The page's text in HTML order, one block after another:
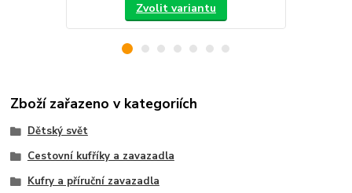
Zvolit variantu
Zboží zařazeno v kategoriích
Dětský svět
Cestovní kufříky a zavazadla
Kufry a příruční zavazadla